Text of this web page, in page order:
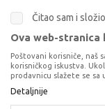
Čitao sam i
Terms of Service
apply.
Ova web-
Poštovani korisniče, naš
korisničkog iskustva.
prodavnicu slažete se sa
Detaljnije